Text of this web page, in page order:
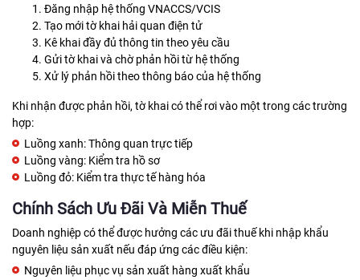
Đăng nhập hệ thống VNACCS/VCIS
Tạo mới tờ khai hải quan điện tử
Kê khai đầy đủ thông tin theo yêu cầu
Gửi tờ khai và chờ phản hồi từ hệ thống
Xử lý phản hồi theo thông báo của hệ thống
Khi nhận được phản hồi, tờ khai có thể rơi vào một trong các trường
hợp:
Luồng xanh: Thông quan trực tiếp
Luồng vàng: Kiểm tra hồ sơ
Luồng đỏ: Kiểm tra thực tế hàng hóa
Chính Sách Ưu Đãi Và Miễn Thuế
Doanh nghiệp có thể được hưởng các ưu đãi thuế khi nhập khẩu
nguyên liệu sản xuất nếu đáp ứng các điều kiện:
Nguyên liệu phục vụ sản xuất hàng xuất khẩu